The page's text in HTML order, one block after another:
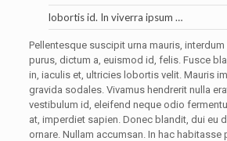
lobortis id. In viverra ipsum …
Pellentesque suscipit urna mauris,
purus, dictum a, euismod id, felis. Fusce
in, iaculis et, ultricies lobortis velit. Mauris
gravida sodales. Vivamus hendrerit nulla
vestibulum id, eleifend neque odio
at, imperdiet sapien. Donec blandit, dui eu
ornare. Nullam accumsan. In hac habitasse